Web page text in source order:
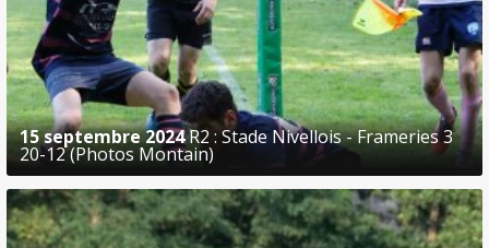
15 septembre 2024R2 : Stade Nivellois - Frameries 3
20-12 (Photos Montain)